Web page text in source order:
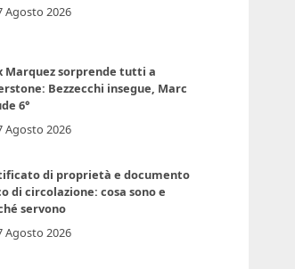
Agosto 2026
Marquez sorprende tutti a
Bezzecchi insegue, Marc
6°
Agosto 2026
di proprietà e documento
di circolazione: cosa sono e
servono
Agosto 2026